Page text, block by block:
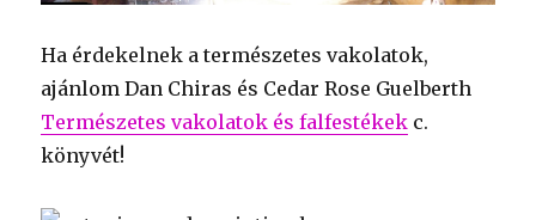
Ha érdekelnek a természetes vakolatok,
ajánlom Dan Chiras és Cedar Rose Guelberth
Természetes vakolatok és falfestékek c.
könyvét!